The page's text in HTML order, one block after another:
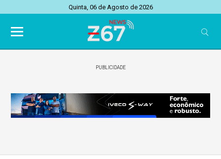
Quinta, 06 de Agosto de 2026
PUBLICIDADE